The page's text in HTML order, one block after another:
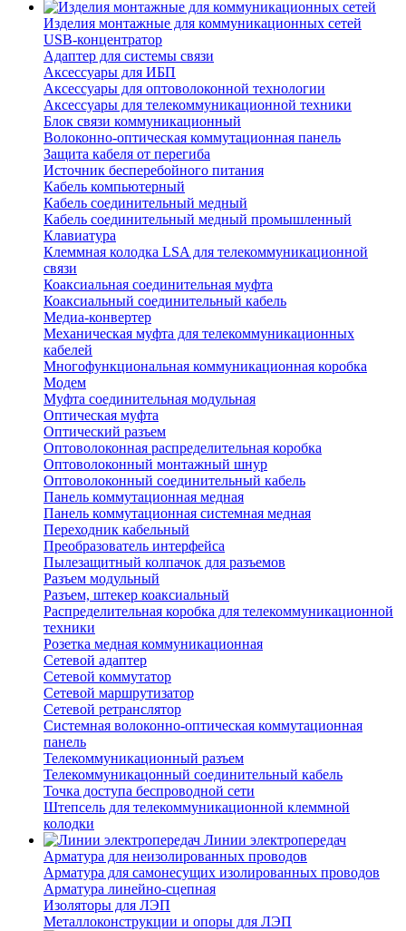
Изделия монтажные для коммуникационных сетей
USB-концентратор
Адаптер для системы связи
Аксессуары для ИБП
Аксессуары для оптоволоконной технологии
Аксессуары для телекоммуникационной техники
Блок связи коммуникационный
Волоконно-оптическая коммутационная панель
Защита кабеля от перегиба
Источник бесперебойного питания
Кабель компьютерный
Кабель соединительный медный
Кабель соединительный медный промышленный
Клавиатура
Клеммная колодка LSA для телекоммуникационной
связи
Коаксиальная соединительная муфта
Коаксиальный соединительный кабель
Медиа-конвертер
Механическая муфта для телекоммуникационных
кабелей
Многофункциональная коммуникационная коробка
Модем
Муфта соединительная модульная
Оптическая муфта
Оптический разъем
Оптоволоконная распределительная коробка
Оптоволоконный монтажный шнур
Оптоволоконный соединительный кабель
Панель коммутационная медная
Панель коммутационная системная медная
Переходник кабельный
Преобразователь интерфейса
Пылезащитный колпачок для разъемов
Разъем модульный
Разъем, штекер коаксиальный
Распределительная коробка для телекоммуникационной
техники
Розетка медная коммуникационная
Сетевой адаптер
Сетевой коммутатор
Сетевой маршрутизатор
Сетевой ретранслятор
Системная волоконно-оптическая коммутационная
панель
Телекоммуникационный разъем
Телекоммуникацонный соединительный кабель
Точка доступа беспроводной сети
Штепсель для телекоммуникационной клеммной
колодки
Линии электропередач
Арматура для неизолированных проводов
Арматура для самонесущих изолированных проводов
Арматура линейно-сцепная
Изоляторы для ЛЭП
Металлоконструкции и опоры для ЛЭП